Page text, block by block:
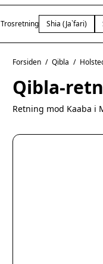
Trosretning Shia (Ja`fari)
Forsiden / Qibla /
Qibla-
Retning mod Kaaba i